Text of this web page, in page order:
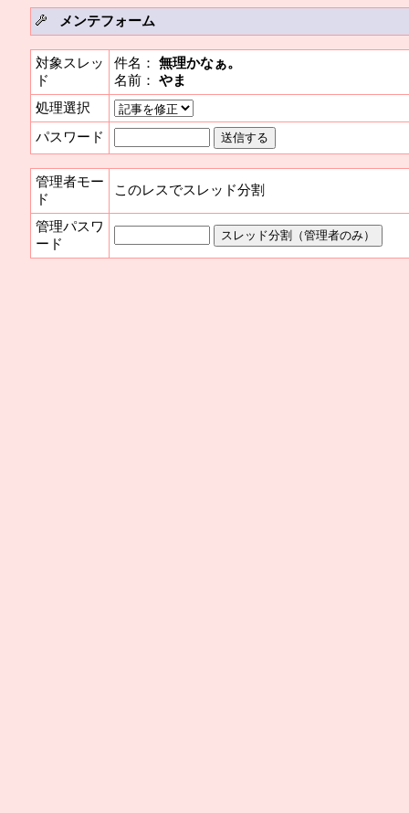
メンテフォーム
対象スレッ
ド
件名： 無理かなぁ。
名前： やま
処理選択
パスワード
管理者モー
ド
このレスでスレッド分割
管理パスワ
ード